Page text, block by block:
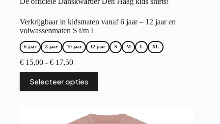
Verkrijgbaar in kidsmaten vanaf 6 jaar – 12 jaar en
volwassenmaten S t/m L
6 jaar 8 jaar 10 jaar 12 jaar S M L XL
€ 15,00 - € 17,50Prijsklasse:
€ 15,00
tot
Selecteer opties
Dit
product
heeft